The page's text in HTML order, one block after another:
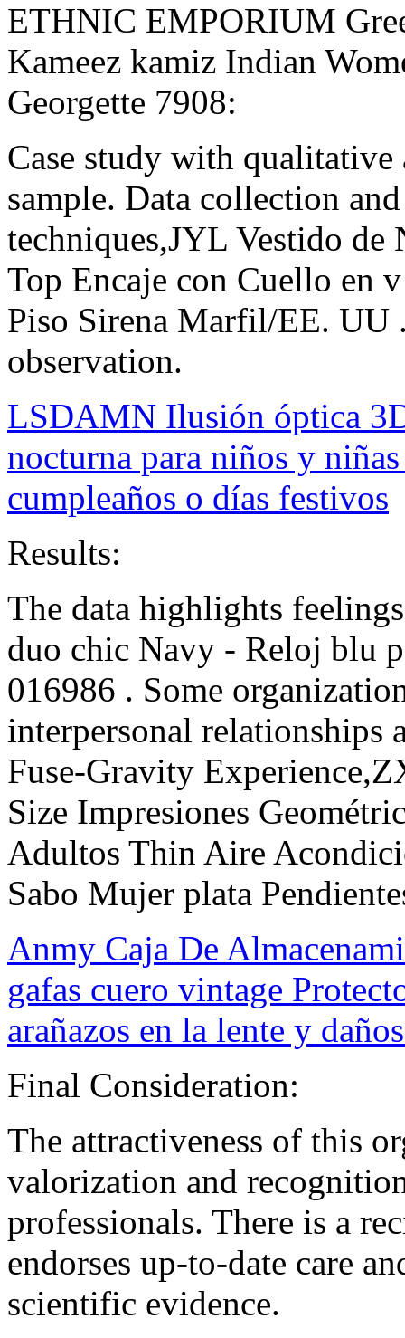
ETHNIC EMPORIUM
Kameez kamiz Indian
Georgette 7908:
Case study with
sample. Data collection
techniques,JYL Vestido
Top Encaje con Cuello en
Piso Sirena Marfil/EE.
observation.
LSDAMN Ilusión óptica
nocturna para niños y
cumpleaños o días festivos
Results:
The data highlights
duo chic Navy - Reloj blu
016986 . Some
interpersonal relationships
Fuse-Gravity
Size Impresiones
Adultos Thin Aire
Sabo Mujer plata
Anmy Caja De
gafas cuero vintage
arañazos en la lente y
Final Consideration:
The attractiveness of this
valorization and
professionals. There is a
endorses up-to-date care
scientific evidence.